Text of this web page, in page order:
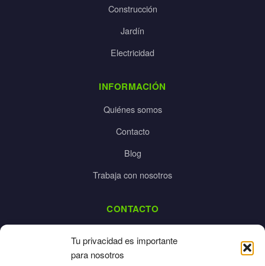
Tu privacidad es importante
para nosotros
Construcción
Jardín
Electricidad
INFORMACIÓN
Quiénes somos
Contacto
Blog
Trabaja con nosotros
CONTACTO
925 532 213